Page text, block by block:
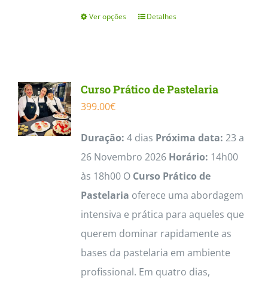
Ver opções
This
variants.
options
may
be
chosen
on
the
product
page
Detalhes
Curso Prático de Pastelaria
399.00€
Duração: 4 dias Próxima data: 23 a
26 Novembro 2026 Horário: 14h00
às 18h00 O Curso Prático de
Pastelaria oferece uma abordagem
intensiva e prática para aqueles que
querem dominar rapidamente as
bases da pastelaria em ambiente
profissional. Em quatro dias,